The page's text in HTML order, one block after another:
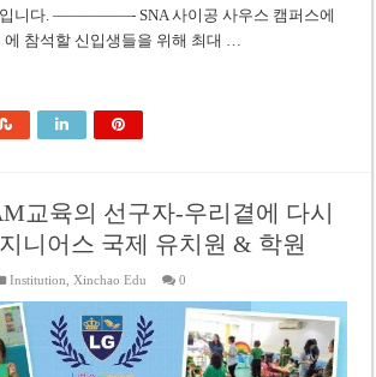
입니다. —————- SNA 사이공 사우스 캠퍼스에
참석할 신입생들을 위해 최대 …
교육의 선구자-우리곁에 다시
니어스 국제 유치원 & 학원
Institution Xinchao Edu 0